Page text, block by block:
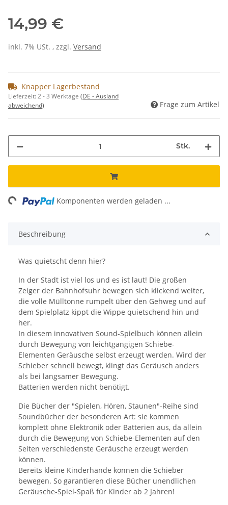
14,99 €
inkl. 7% USt. , zzgl. Versand
Knapper Lagerbestand
Lieferzeit:2 - 3 Werktage (DE - Ausland
abweichend)
Frage zum Artikel
Stk.
Komponenten werden geladen ...
Beschreibung
Was quietscht denn hier?
In der Stadt ist viel los und es ist laut! Die großen
Zeiger der Bahnhofsuhr bewegen sich klickend weiter,
die volle Mülltonne rumpelt über den Gehweg und auf
dem Spielplatz kippt die Wippe quietschend hin und
her.
In diesem innovativen Sound-Spielbuch können allein
durch Bewegung von leichtgängigen Schiebe-
Elementen Geräusche selbst erzeugt werden. Wird der
Schieber schnell bewegt, klingt das Geräusch anders
als bei langsamer Bewegung.
Batterien werden nicht benötigt.
Die Bücher der "Spielen, Hören, Staunen"-Reihe sind
Soundbücher der besonderen Art: sie kommen
komplett ohne Elektronik oder Batterien aus, da allein
durch die Bewegung von Schiebe-Elementen auf den
Seiten verschiedenste Geräusche erzeugt werden
können.
Bereits kleine Kinderhände können die Schieber
bewegen. So garantieren diese Bücher unendlichen
Geräusche-Spiel-Spaß für Kinder ab 2 Jahren!